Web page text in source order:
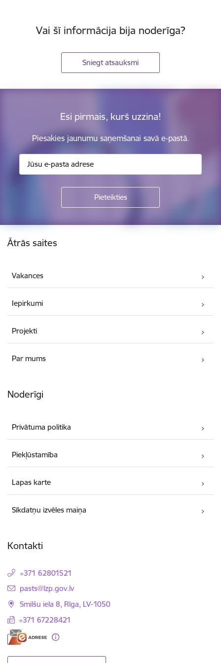
Vai šī informācija bija noderīga?
Sniegt atsauksmi
Esi pirmais, kurš uzzina!
Piesakies jaunumu saņemšanai savā e-pastā.
Kājene
Ātrās saites
Vakances
Iepirkumi
Projekti
Par mums
Noderīgi
Privātuma politika
Piekļūstamība
Lapas karte
Sīkdatņu izvēles maiņa
Kontakti
+371 62801521
E-pasts:
pasts@lzp.gov.lv
Smilšu iela 8, Rīga, LV-1050
+371 67228421